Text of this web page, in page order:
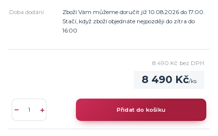
Doba dodání
Zboží Vám můžeme doručit již 10.08.2026 do 17:00.
Stačí, když zboží objednáte nejpozději do zítra do
16:00
8 490 Kč/ks
8 490 Kč bez DPH
Přidat do košíku